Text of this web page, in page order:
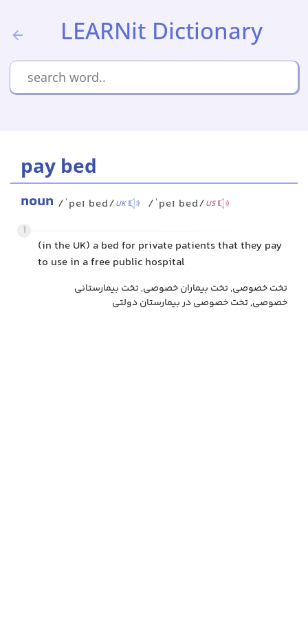
LEARNit Dictionary
pay bed
noun /ˈpeɪ bed/UK /ˈpeɪ bed/US
1
(in the UK) a bed for private patients that they pay
to use in a free public hospital
تخت خصوصی, تخت بیماران خصوصی, تخت بیمارستانی
خصوصی, تخت خصوصی در بیمارستان دولتی